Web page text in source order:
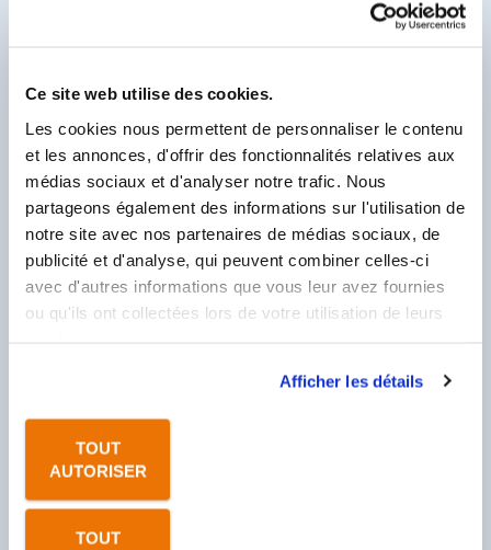
Ce site web utilise des cookies.
Les cookies nous permettent de personnaliser le contenu
et les annonces, d'offrir des fonctionnalités relatives aux
médias sociaux et d'analyser notre trafic. Nous
partageons également des informations sur l'utilisation de
notre site avec nos partenaires de médias sociaux, de
publicité et d'analyse, qui peuvent combiner celles-ci
avec d'autres informations que vous leur avez fournies
ou qu'ils ont collectées lors de votre utilisation de leurs
Afficher les détails
TOUT
AUTORISER
TOUT
PDF - FICHE DE
COMMUNICATION
• Résine à haut pouvoir mouillant permettant un
Directive COV (Composés Organiques Volatiles)
• Ininflammable et non toxique.
...
Pour plus de renseignements, veuillez télécharger
la documentation complète version PDF, en vous
connectant grâce à l'onglet "connexion client".